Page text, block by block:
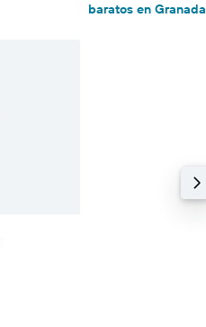
baratos en Granada